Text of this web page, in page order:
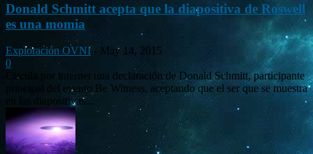
Donald Schmitt acepta que la diapositiva de Roswell
es una momia
Exploración OVNI - May 14, 2015
0
Circula por internet una declaración de Donald Schmitt, participante
principal del evento Be Witness, aceptando que el ser que se muestra
en las diapositivas...